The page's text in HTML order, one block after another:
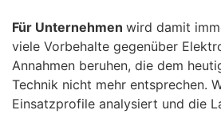
Für Unternehmen wird damit
viele Vorbehalte gegenüber
Annahmen beruhen, die dem
Technik nicht mehr entsprechen.
Einsatzprofile analysiert und die